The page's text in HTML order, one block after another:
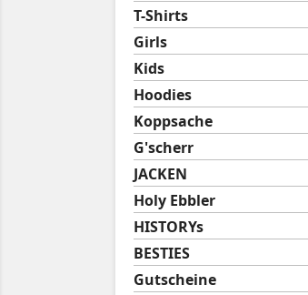
T-Shirts
Girls
Kids
Hoodies
Koppsache
G'scherr
JACKEN
Holy Ebbler
HISTORYs
BESTIES
Gutscheine